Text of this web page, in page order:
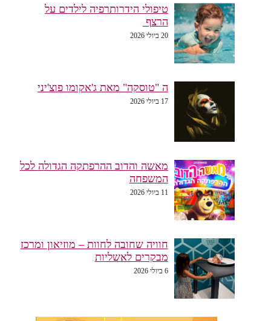
טיפולי הידרותרפיה לילדים על
הרצף
20 ביולי 2026
ה "טוסקה" מאת ג'אקומו פוצ'יני
17 ביולי 2026
מאשה והדוב ההרפתקה הגדולה לכל
המשפחה
11 ביולי 2026
חוויה שחובה לחוות – מוזיאון ומרכז
מבקרים לאשליות
6 ביולי 2026